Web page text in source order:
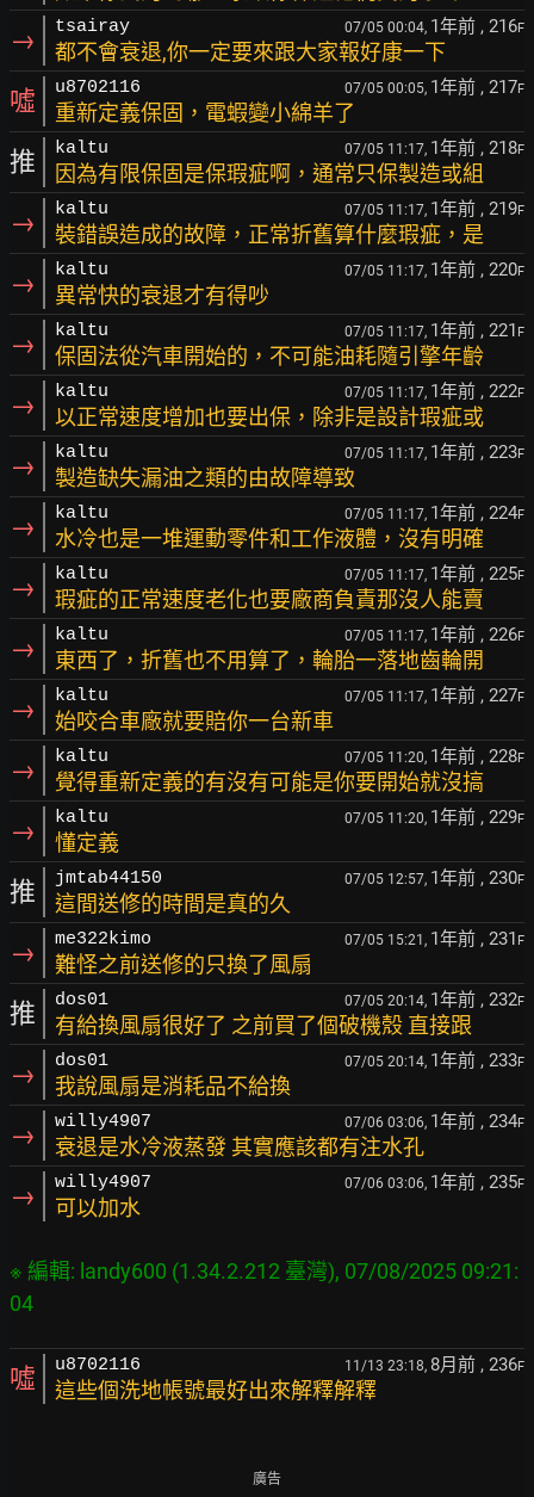
→ tsairay 07/05 00:04, 1年前 , 216F
都不會衰退,你一定要來跟大家報好康一下
噓 u8702116 07/05 00:05, 1年前 , 217F
重新定義保固，電蝦變小綿羊了
推 kaltu 07/05 11:17, 1年前 , 218F
因為有限保固是保瑕疵啊，通常只保製造或組
→ kaltu 07/05 11:17, 1年前 , 219F
裝錯誤造成的故障，正常折舊算什麼瑕疵，是
→ kaltu 07/05 11:17, 1年前 , 220F
異常快的衰退才有得吵
→ kaltu 07/05 11:17, 1年前 , 221 F
保固法從汽車開始的，不可能油耗隨引擎年齡
→ kaltu 07/05 11:17, 1年前 , 222F
以正常速度增加也要出保，除非是設計瑕疵或
→ kaltu 07/05 11:17, 1年前 , 223F
製造缺失漏油之類的由故障導致
→ kaltu 07/05 11:17, 1年前 , 224F
水冷也是一堆運動零件和工作液體，沒有明確
→ kaltu 07/05 11:17, 1年前 , 225F
瑕疵的正常速度老化也要廠商負責那沒人能賣
→ kaltu 07/05 11:17, 1年前 , 226F
東西了，折舊也不用算了，輪胎一落地齒輪開
→ kaltu 07/05 11:17, 1年前 , 227F
始咬合車廠就要賠你一台新車
→ kaltu 07/05 11:20, 1年前 , 228F
覺得重新定義的有沒有可能是你要開始就沒搞
→ kaltu 07/05 11:20, 1年前 , 229F
懂定義
推 jmtab44150 07/05 12:57, 1年前 , 230F
這間送修的時間是真的久
→ me322kimo 07/05 15:21, 1年前 , 231 F
難怪之前送修的只換了風扇
推 dos01 07/05 20:14, 1年前 , 232F
有給換風扇很好了 之前買了個破機殼 直接跟
→ dos01 07/05 20:14, 1年前 , 233F
我說風扇是消耗品不給換
→ willy4907 07/06 03:06, 1年前 , 234F
衰退是水冷液蒸發 其實應該都有注水孔
→ willy4907 07/06 03:06, 1年前 , 235F
可以加水
※ 編輯: landy600 (1.34.2.212 臺灣), 07/08/2025 09:21:
噓 u8702116 11/13 23:18, 8月前 , 236F
這些個洗地帳號最好出來解釋解釋
廣告